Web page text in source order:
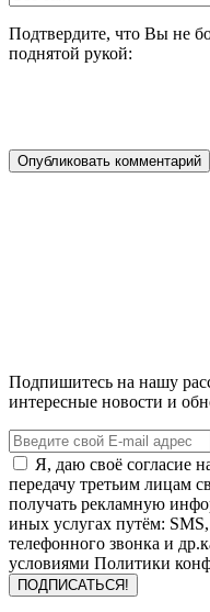
Подтвердите, что Вы не
поднятой рукой:
Подпишитесь на нашу
интересные новости и
Я, даю своё согласие
передачу третьим лицам
получать рекламную
иных услугах путём:
телефонного звонка и
условиями Политики